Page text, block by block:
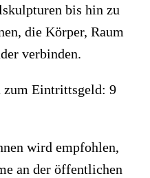
bis hin zu
die Körper, Raum
verbinden.
zum Eintrittsgeld: 9
wird empfohlen,
an der öffentlichen